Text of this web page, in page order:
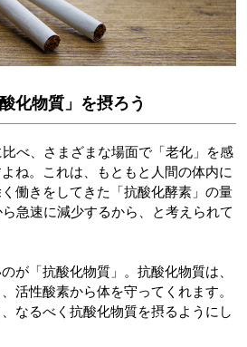
化物質」を摂ろう
べ、さまざまな場面で「老化」を感
ね。これは、もともと人間の体内に
働きをしてきた「抗酸化酵素」の量
急速に減少するから、と考えられて
が「抗酸化物質」。抗酸化物質は、
活性酸素から体を守ってくれます。
なるべく抗酸化物質を摂るようにし